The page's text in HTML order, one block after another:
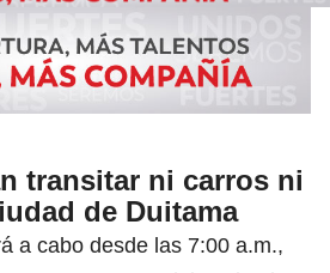
transitar ni carros ni
de Duitama
a cabo desde las 7:00 a.m.,